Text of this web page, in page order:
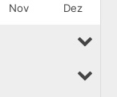
Nov Dez